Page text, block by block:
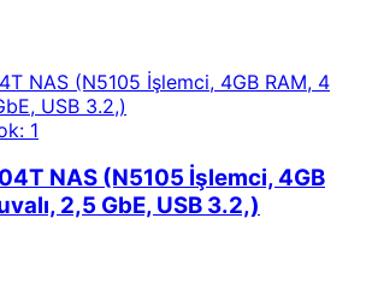
1
NAS (N5105 İşlemci, 4GB
2,5 GbE, USB 3.2,)